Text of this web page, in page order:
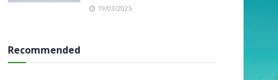
19/03/2025
Recommended